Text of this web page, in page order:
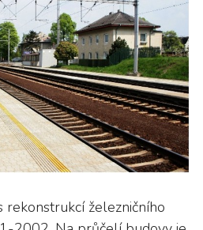
železničního